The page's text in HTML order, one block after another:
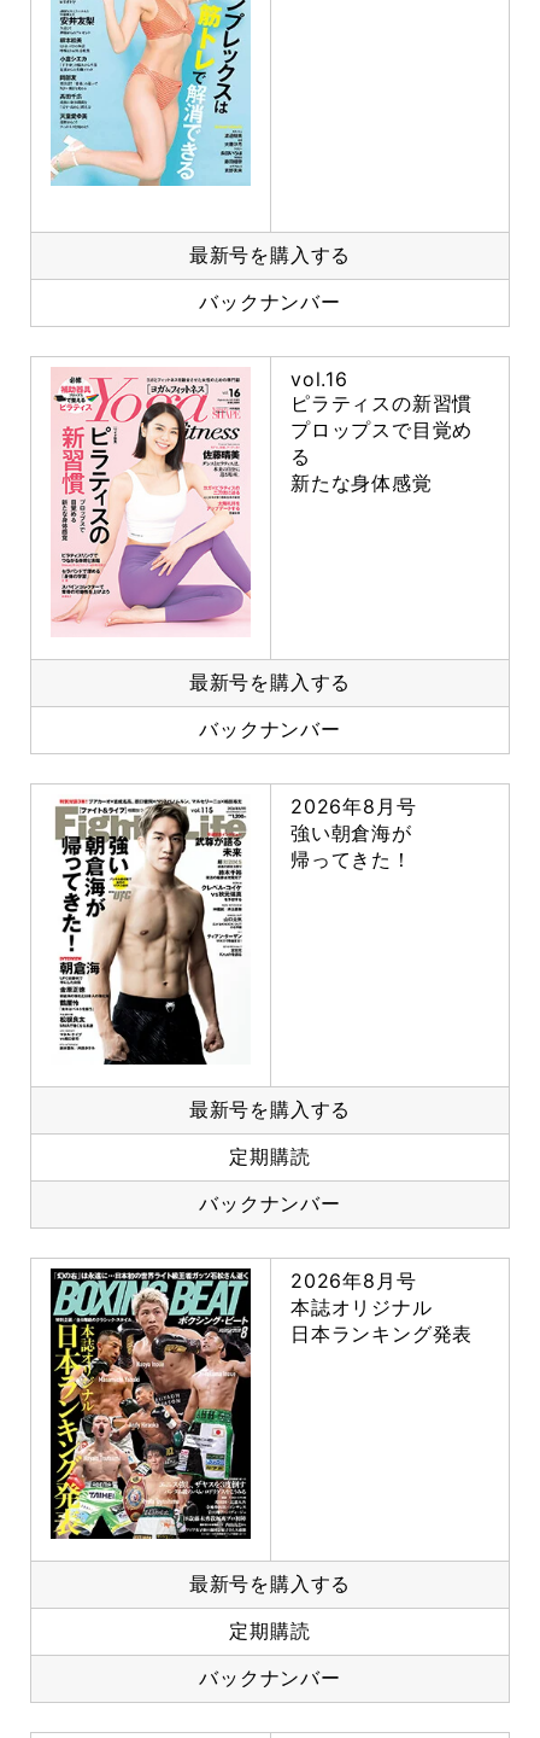
最新号を購入する
バックナンバー
vol.16
ピラティスの新習慣
プロップスで目覚め
る
新たな身体感覚
最新号を購入する
バックナンバー
2026年8月号
強い朝倉海が
帰ってきた！
最新号を購入する
定期購読
バックナンバー
2026年8月号
本誌オリジナル
日本ランキング発表
最新号を購入する
定期購読
バックナンバー